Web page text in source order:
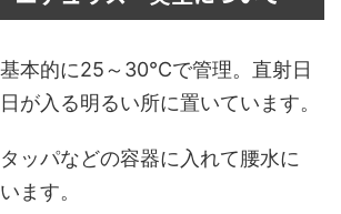
本的に25～30℃で管理。直射日
が入る明るい所に置いています。
ッパなどの容器に入れて腰水に
ます。